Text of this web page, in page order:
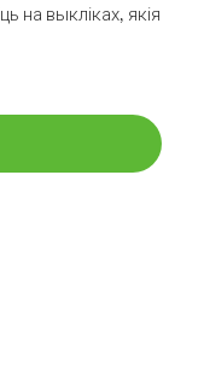
на выкліках, якія